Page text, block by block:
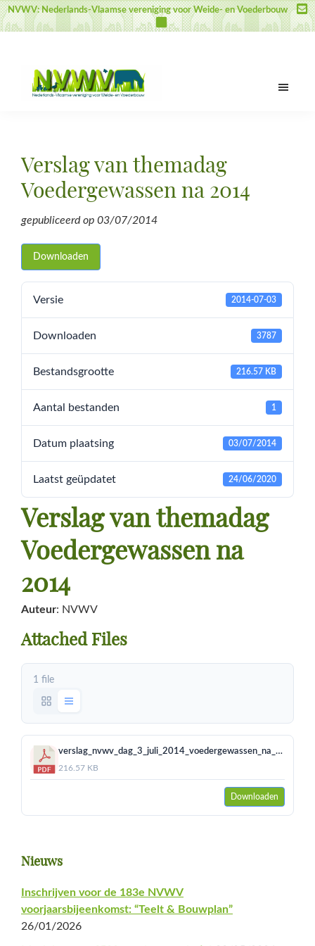
Door
naar
inhoud
Spring
naar
sidebar
Spring
naar
NVWV: Nederlands-Vlaamse vereniging voor Weide- en Voederbouw
voor
Weide-
en
Voederbouw
Verslag van themadag
Voedergewassen na 2014
gepubliceerd op 03/07/2014
Downloaden
Versie 2014-07-03
Downloaden 3787
Bestandsgrootte 216.57 KB
Aantal bestanden 1
Datum plaatsing 03/07/2014
Laatst geüpdatet 24/06/2020
Verslag van themadag
Voedergewassen na
2014
Auteur: NVWV
Attached Files
1 file
verslag_nvwv_dag_3_juli_2014_voedergewassen_na_2014_0.pdf
216.57 KB
Downloaden
Primaire
Sidebar
Nieuws
Inschrijven voor de 183e NVWV
voorjaarsbijeenkomst: “Teelt & Bouwplan”
26/01/2026